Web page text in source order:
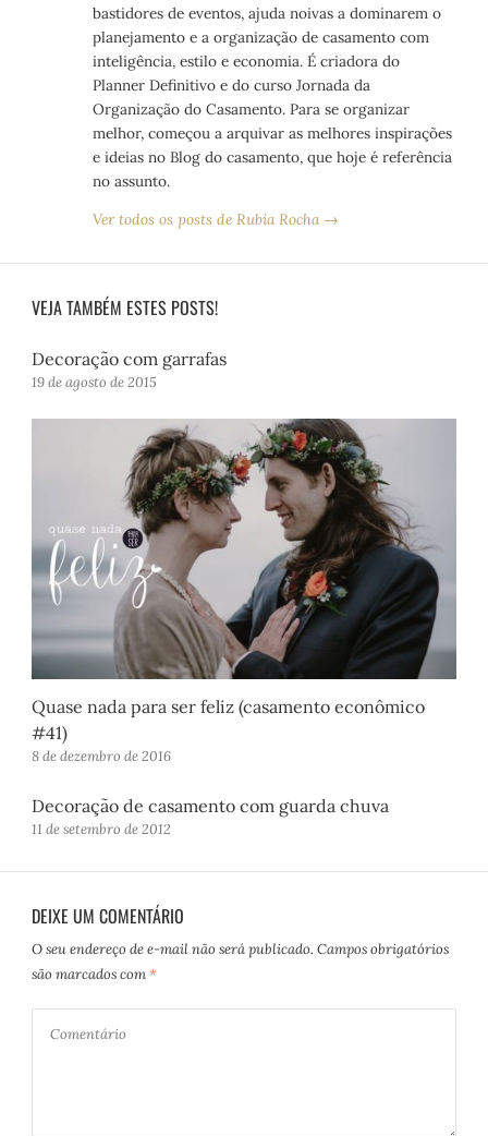
bastidores de eventos, ajuda noivas a dominarem o
planejamento e a organização de casamento com
inteligência, estilo e economia. É criadora do
Planner Definitivo e do curso Jornada da
Organização do Casamento. Para se organizar
melhor, começou a arquivar as melhores inspirações
e ideias no Blog do casamento, que hoje é referência
no assunto.
Ver todos os posts de Rubia Rocha →
VEJA TAMBÉM ESTES POSTS!
Decoração com garrafas
19 de agosto de 2015
Quase nada para ser feliz (casamento econômico
#41)
8 de dezembro de 2016
Decoração de casamento com guarda chuva
11 de setembro de 2012
DEIXE UM COMENTÁRIO
O seu endereço de e-mail não será publicado. Campos obrigatórios
são marcados com *